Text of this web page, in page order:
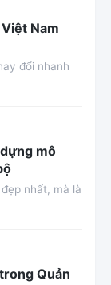
Nam
đổi nhanh
mô
nhất, mà là
Quản